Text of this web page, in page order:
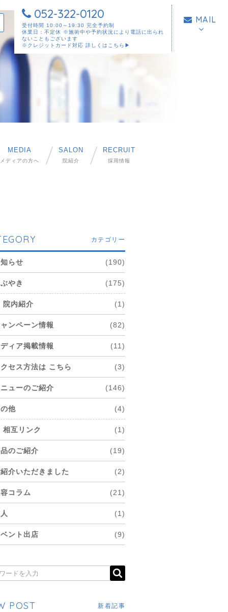
052-322-0120
受付時間 10:00～19:30 完全予約制
休業日：不定休 ※施術中や予約状況により電話に出られ
ないこともございます
※クレジットカード対応 詳しくはこちら▶︎
MAIL
MEDIA
メディアの方へ
SALON
院紹介
RECRUIT
採用情報
カテゴリー
らせ (190)
やき (175)
院内紹介 (1)
ンペーン情報 (82)
ディア掲載情報 (11)
セス方法は こちら (3)
ニューのご紹介 (146)
他 (4)
相互リンク (1)
のご紹介 (19)
介いただきました (2)
コラム (21)
(1)
ント出店 (9)
POST 新着記事